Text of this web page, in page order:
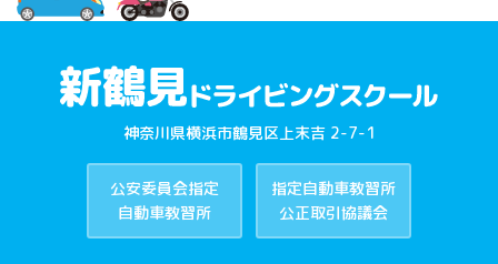
神奈川県横浜市鶴見区上末吉 2-7-1
公安委員会指定
自動車教習所
指定自動車教習所
公正取引協議会